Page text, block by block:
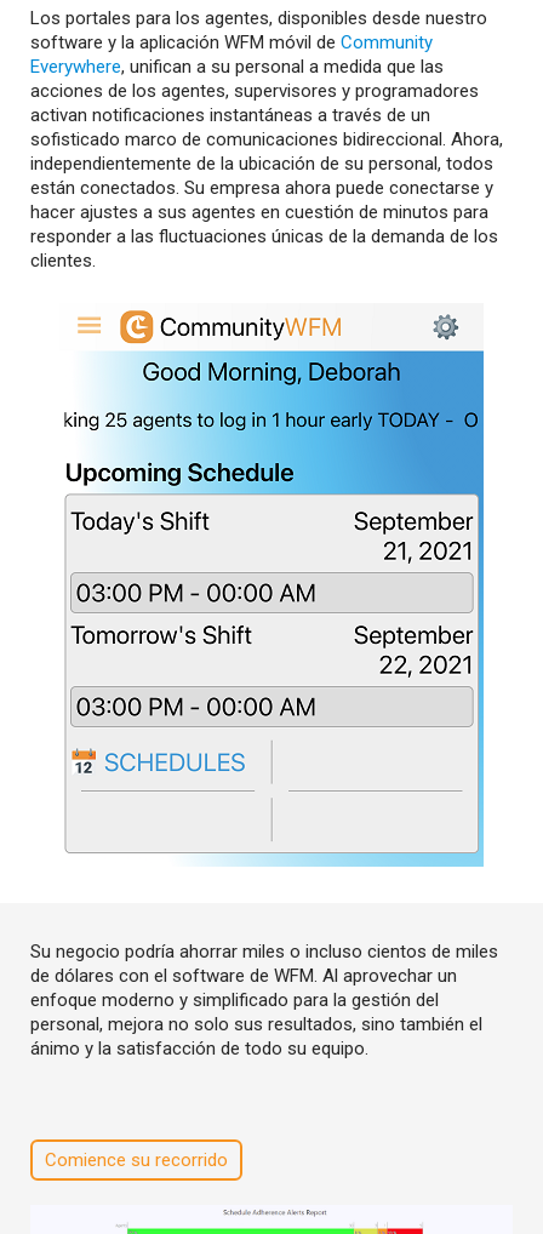
Los portales para los agentes, disponibles desde nuestro
software y la aplicación WFM móvil de Community
Everywhere, unifican a su personal a medida que las
acciones de los agentes, supervisores y programadores
activan notificaciones instantáneas a través de un
sofisticado marco de comunicaciones bidireccional. Ahora,
independientemente de la ubicación de su personal, todos
están conectados. Su empresa ahora puede conectarse y
hacer ajustes a sus agentes en cuestión de minutos para
responder a las fluctuaciones únicas de la demanda de los
clientes.
Su negocio podría ahorrar miles o incluso cientos de miles
de dólares con el software de WFM. Al aprovechar un
enfoque moderno y simplificado para la gestión del
personal, mejora no solo sus resultados, sino también el
ánimo y la satisfacción de todo su equipo.
Comience su recorrido